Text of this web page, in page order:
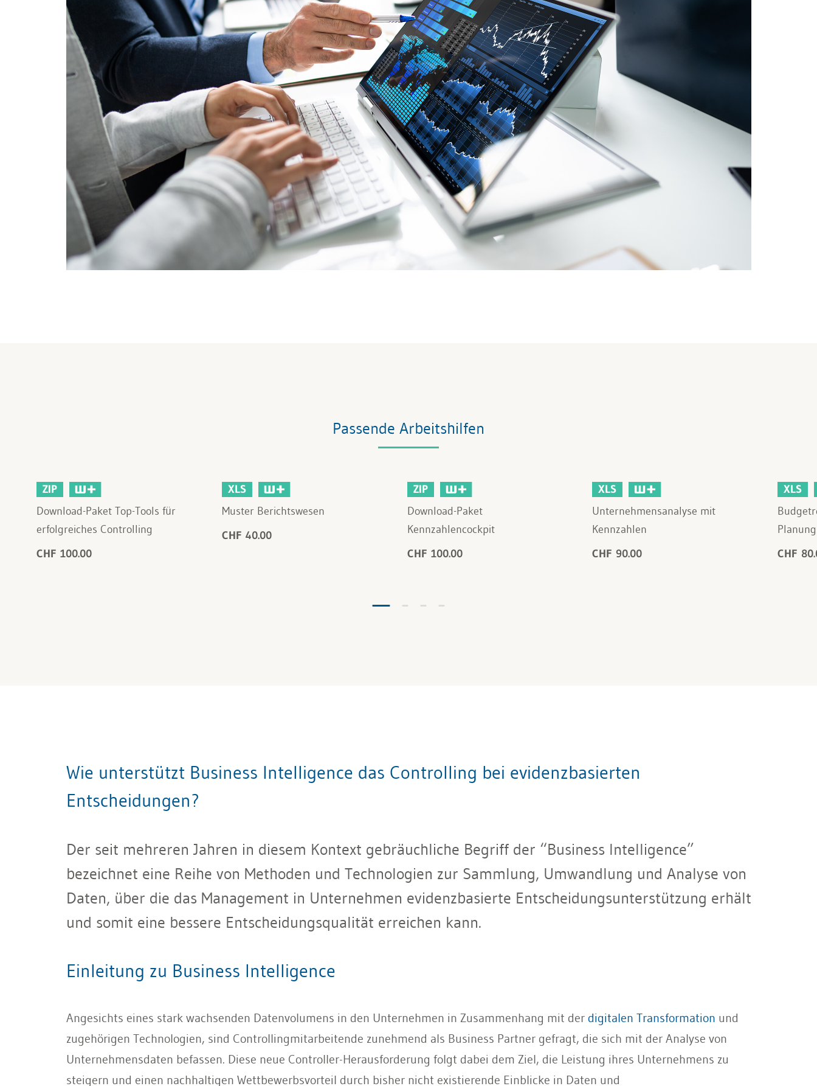
Passende Arbeitshilfen
ZIP
Download-Paket Top-Tools für
erfolgreiches Controlling
CHF 100.00
XLS
Muster Berichtswesen
CHF 40.00
ZIP
Download-Paket
Kennzahlencockpit
CHF 100.00
XLS
Unternehmensanalyse mit
Kennzahlen
CHF 90.00
XLS
CHF
Wie unterstützt Business Intelligence das Controlling bei evidenzbasierten
Entscheidungen?
Der seit mehreren Jahren in diesem Kontext gebräuchliche Begriff der “Business Intelligence”
bezeichnet eine Reihe von Methoden und Technologien zur Sammlung, Umwandlung und Analyse von
Daten, über die das Management in Unternehmen evidenzbasierte Entscheidungsunterstützung erhält
und somit eine bessere Entscheidungsqualität erreichen kann.
Einleitung zu Business Intelligence
Angesichts eines stark wachsenden Datenvolumens in den Unternehmen in Zusammenhang mit der digitalen Transformation und
zugehörigen Technologien, sind Controllingmitarbeitende zunehmend als Business Partner gefragt, die sich mit der Analyse von
Unternehmensdaten befassen. Diese neue Controller-Herausforderung folgt dabei dem Ziel, die Leistung ihres Unternehmens zu
steigern und einen nachhaltigen Wettbewerbsvorteil durch bisher nicht existierende Einblicke in Daten und